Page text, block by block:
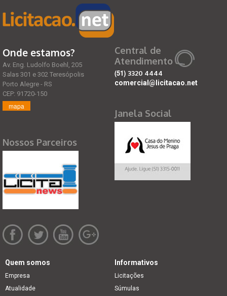
Onde estamos?
Av. Eng. Ludolfo Boehl, 205
Salas 301 e 302 Teresópolis
Porto Alegre - RS
CEP: 91720-150
mapa
Nossos Parceiros
Central de
Atendimento
(51) 3320 4444
comercial@licitacao.net
Janela Social
Quem somos
Empresa
Atualidade
Informativos
Licitações
Súmulas